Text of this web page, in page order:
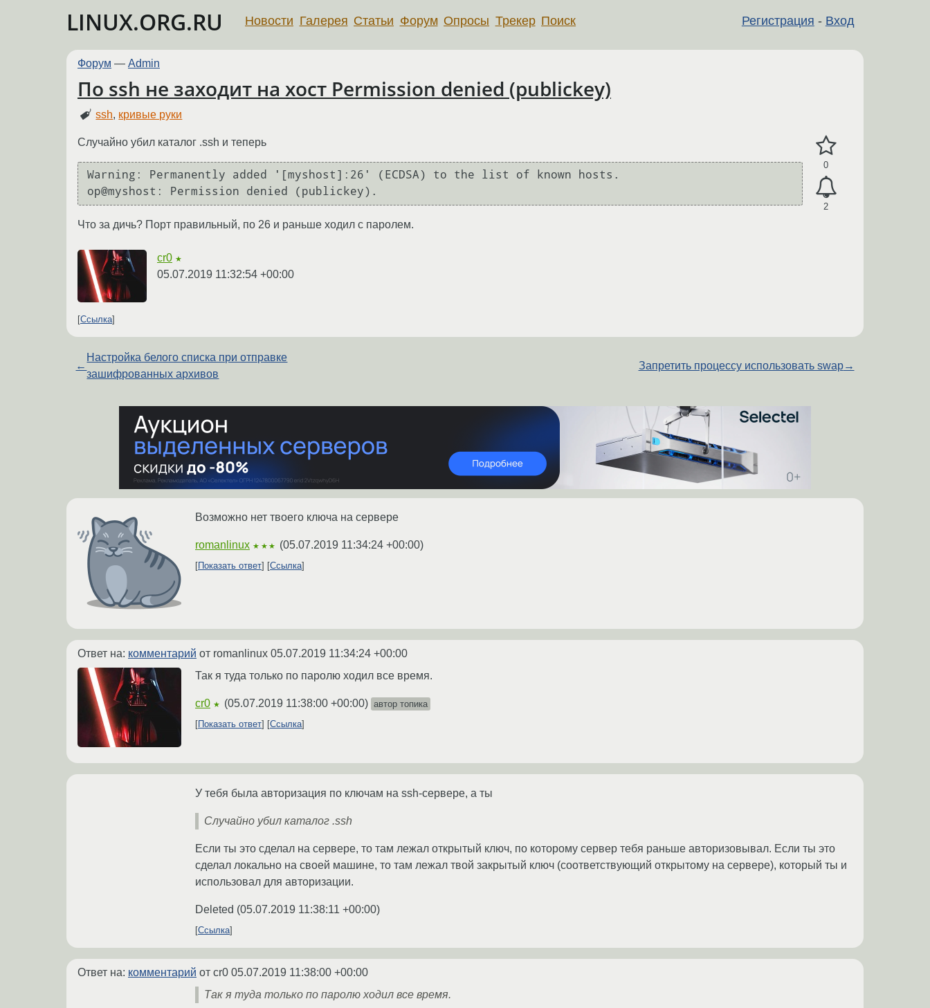
LINUX.ORG.RU Регистрация - Вход
Новости Галерея Статьи Форум Опросы Трекер Поиск
Форум — Admin
По ssh не заходит на хост Permission denied (publickey)
ssh, кривые руки
0
2
Случайно убил каталог .ssh и теперь
Warning: Permanently added '[myshost]:26' (ECDSA) to the list of known hosts.
op@myshost: Permission denied (publickey).
Что за дичь? Порт правильный, по 26 и раньше ходил с паролем.
cr0 ★
05.07.2019 11:32:54 +00:00
Ссылка
←
Настройка белого списка при отправке
зашифрованных архивов
Запретить процессу использовать swap→
Возможно нет твоего ключа на сервере
romanlinux ★★★ (05.07.2019 11:34:24 +00:00)
Показать ответ Ссылка
Ответ на: комментарий от romanlinux 05.07.2019 11:34:24 +00:00
Так я туда только по паролю ходил все время.
cr0 ★ (05.07.2019 11:38:00 +00:00) автор топика
Показать ответ
Ссылка
У тебя была авторизация по ключам на ssh-сервере, а ты
Случайно убил каталог .ssh
Если ты это сделал на сервере, то там лежал открытый ключ, по которому сервер тебя раньше авторизовывал. Если ты это
сделал локально на своей машине, то там лежал твой закрытый ключ (соответствующий открытому на сервере), который ты и
использовал для авторизации.
Deleted (05.07.2019 11:38:11 +00:00)
Ссылка
Ответ на: комментарий от cr0 05.07.2019 11:38:00 +00:00
Так я туда только по паролю ходил все время.